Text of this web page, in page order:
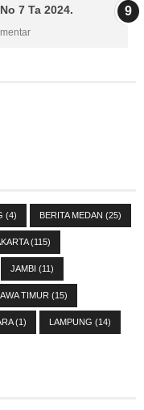
7 Ta 2024.
(4) BERITA MEDAN (25)
(115)
JAMBI (11)
TIMUR (15)
(1) LAMPUNG (14)